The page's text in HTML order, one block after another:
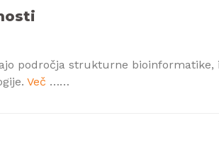
področja strukturne
Več ……